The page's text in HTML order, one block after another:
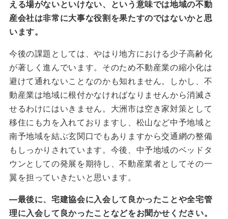
える場がないといけない、という意味では地域の不動
産会社は非常に大事な役割を果たすのではないかと思
います。
今後の課題としては、やはり地方における少子高齢化
が著しく進んでいます。そのため不動産業の縮小化は
避けて通れないことなのかも知れません。しかし、不
動産業は地域に根付かなければなりませんから消滅さ
せるわけにはいきません。大洲市は空き家対策として
移住にも力を入れておりますし、松山など中予地域と
南予地域を結ぶ玄関口でもありますから交通網の整備
もしっかりされています。今後、中予地域のベッドタ
ウンとしての発展を期待し、不動産業者としてその一
翼を担っていきたいと思います。
―最後に、宅建協会に入会して良かったことや全宅管
理に入会して良かったことなどをお聞かせください。